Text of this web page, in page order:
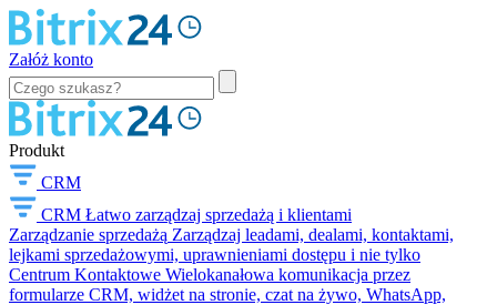
Załóż konto
Produkt
CRM
CRM Łatwo zarządzaj sprzedażą i klientami
Zarządzanie sprzedażą Zarządzaj leadami, dealami, kontaktami,
lejkami sprzedażowymi, uprawnieniami dostępu i nie tylko
Centrum Kontaktowe Wielokanałowa komunikacja przez
formularze CRM, widżet na stronie, czat na żywo, WhatsApp,